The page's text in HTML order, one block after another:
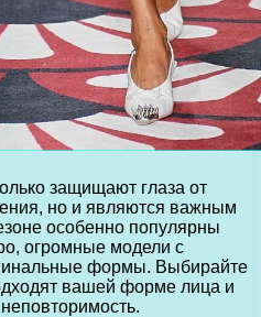
защищают глаза от
но и являются важным
особенно популярны
огромные модели с
формы. Выбирайте
вашей форме лица и